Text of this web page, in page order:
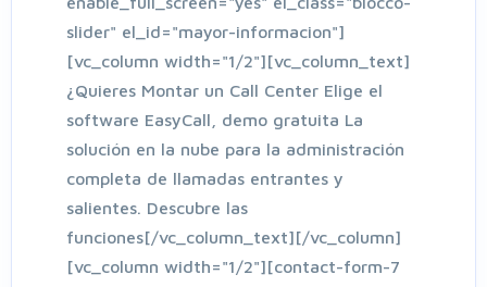
slider" el_id="mayor-informacion"]
[vc_column width="1/2"][vc_column_text]
¿Quieres Montar un Call Center Elige el
software EasyCall, demo gratuita La
solución en la nube para la administración
completa de llamadas entrantes y
salientes. Descubre las
funciones[/vc_column_text][/vc_column]
[vc_column width="1/2"][contact-form-7